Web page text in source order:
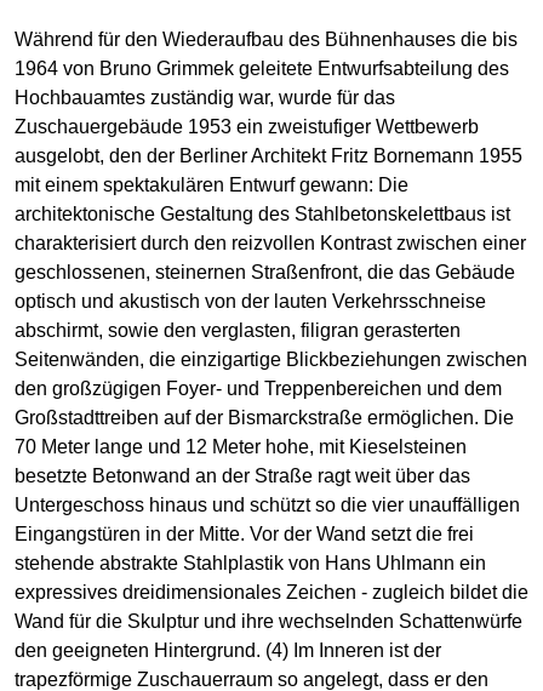
Während für den Wiederaufbau des Bühnenhauses die bis
1964 von Bruno Grimmek geleitete Entwurfsabteilung des
Hochbauamtes zuständig war, wurde für das
Zuschauergebäude 1953 ein zweistufiger Wettbewerb
ausgelobt, den der Berliner Architekt Fritz Bornemann 1955
mit einem spektakulären Entwurf gewann: Die
architektonische Gestaltung des Stahlbetonskelettbaus ist
charakterisiert durch den reizvollen Kontrast zwischen einer
geschlossenen, steinernen Straßenfront, die das Gebäude
optisch und akustisch von der lauten Verkehrsschneise
abschirmt, sowie den verglasten, filigran gerasterten
Seitenwänden, die einzigartige Blickbeziehungen zwischen
den großzügigen Foyer- und Treppenbereichen und dem
Großstadttreiben auf der Bismarckstraße ermöglichen. Die
70 Meter lange und 12 Meter hohe, mit Kieselsteinen
besetzte Betonwand an der Straße ragt weit über das
Untergeschoss hinaus und schützt so die vier unauffälligen
Eingangstüren in der Mitte. Vor der Wand setzt die frei
stehende abstrakte Stahlplastik von Hans Uhlmann ein
expressives dreidimensionales Zeichen - zugleich bildet die
Wand für die Skulptur und ihre wechselnden Schattenwürfe
den geeigneten Hintergrund. (4) Im Inneren ist der
trapezförmige Zuschauerraum so angelegt, dass er den